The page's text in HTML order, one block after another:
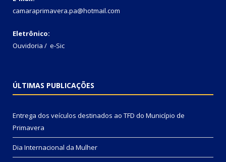
camaraprimavera.pa@hotmail.com
Eletrônico:
Ouvidoria / e-Sic
ÚLTIMAS PUBLICAÇÕES
Entrega dos veículos destinados ao TFD do Município de
Primavera
Dia Internacional da Mulher